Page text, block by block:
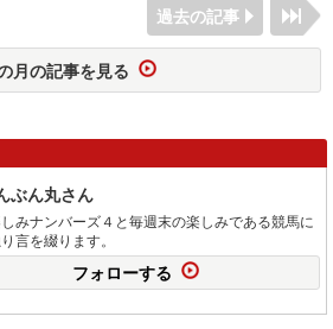
過去の記事
月の記事を見る
ぶん丸さん
みナンバーズ４と毎週末の楽しみである競馬に
言を綴ります。
フォローする